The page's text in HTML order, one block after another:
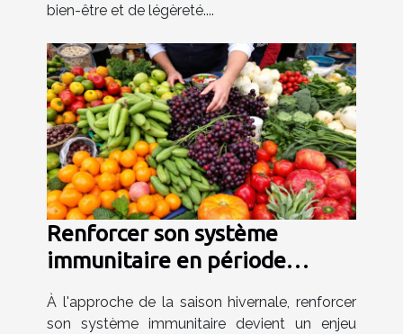
bien-être et de légèreté....
Renforcer son système
immunitaire en période
hivernale astuces et vitamines
clés
À l'approche de la saison hivernale, renforcer
son système immunitaire devient un enjeu